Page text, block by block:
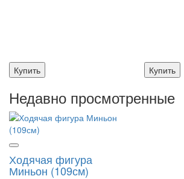
Купить Купить
Недавно просмотренные
Ходячая фигура
Миньон (109см)